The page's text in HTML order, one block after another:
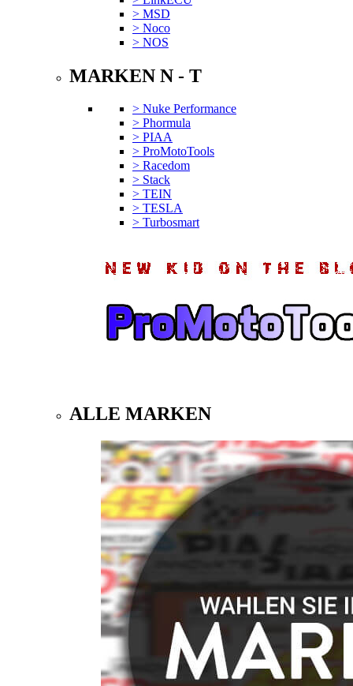
> MSD
> Noco
> NOS
MARKEN N - T
> Nuke Performance
> Phormula
> PIAA
> ProMotoTools
> Racedom
> Stack
> TEIN
> TESLA
> Turbosmart
ALLE MARKEN